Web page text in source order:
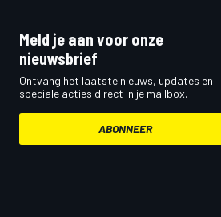
Meld je aan voor onze
nieuwsbrief
Ontvang het laatste nieuws, updates en
speciale acties direct in je mailbox.
ABONNEER